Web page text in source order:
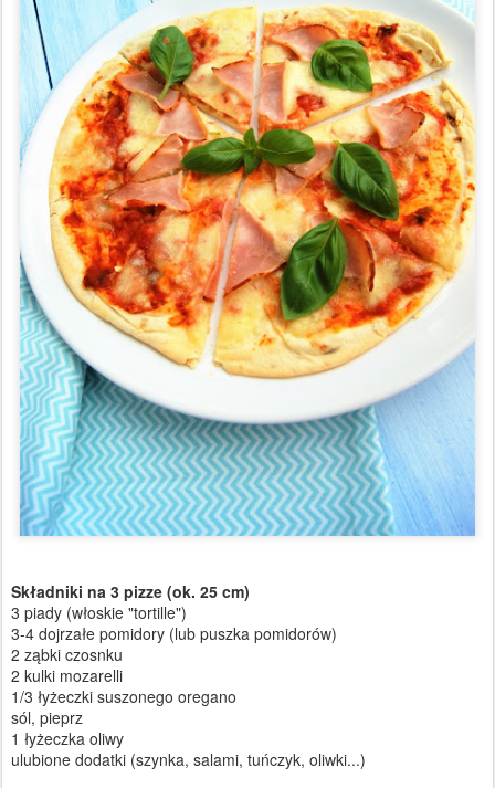
Składniki na 3 pizze (ok. 25 cm)
3 piady (włoskie "tortille")
3-4 dojrzałe pomidory (lub puszka pomidorów)
2 ząbki czosnku
2 kulki mozarelli
1/3 łyżeczki suszonego oregano
sól, pieprz
1 łyżeczka oliwy
ulubione dodatki (szynka, salami, tuńczyk, oliwki...)